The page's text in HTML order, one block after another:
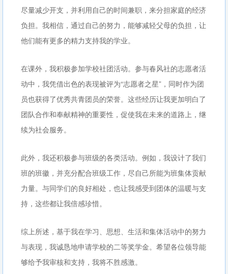
尽量减少开支，并利用自己的时间兼职，来分担家庭的经济
负担。我相信，通过自己的努力，能够减轻父母的负担，让
他们能有更多的精力支持我的学业。
在课外，我积极参加学校社团活动。参与春风社的志愿者活
动中，我凭借出色的表现被评为“志愿者之星”，同时作为团
员也获得了优秀共青团员的荣誉。这些经历让我更加明白了
团队合作和奉献精神的重要性，促使我在未来的道路上，继
续为社会服务。
此外，我还积极参与班级的各类活动。例如，我设计了我们
班的班徽，并充分配合班级工作，尽自己所能为班集体贡献
力量。与同学们的良好相处，也让我感受到团体的温暖与支
持，这些都让我倍感珍惜。
综上所述，基于我在学习、思想、生活和集体活动中的努力
与表现，我诚恳地申请学校的二等奖学金。希望各位领导能
够给予我审核和支持，我将不胜感激。